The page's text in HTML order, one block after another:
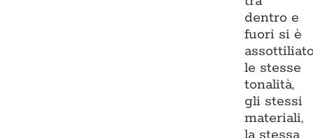
dentro e
fuori si è
le stesse
tonalità,
gli stessi
materiali,